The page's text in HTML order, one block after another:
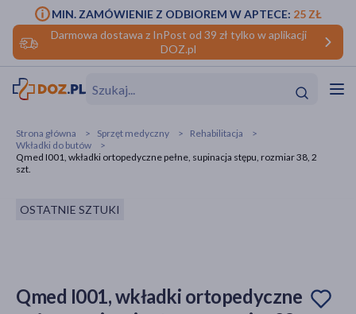
Darmowa dostawa z InPost od 39 zł tylko w aplikacji
DOZ.pl
MIN. ZAMÓWIENIE Z ODBIOREM W APTECE: 25 ZŁ
Strona główna Sprzęt medyczny
Rehabilitacja
Wkładki do butów
Qmed I001, wkładki ortopedyczne pełne, supinacja stępu, rozmiar 38, 2
szt.
OSTATNIE SZTUKI
Qmed I001, wkładki ortopedyczne